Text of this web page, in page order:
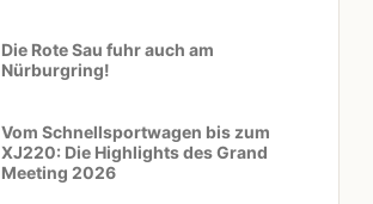
Die Rote Sau fuhr auch am
Nürburgring!
Vom Schnellsportwagen bis zum
XJ220: Die Highlights des Grand
Meeting 2026